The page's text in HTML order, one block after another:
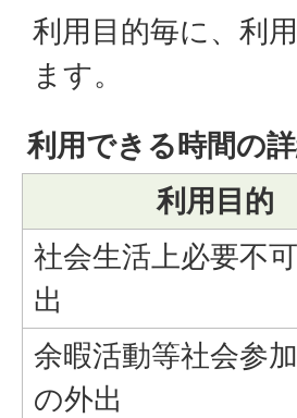
利用目的毎に、利
ます。
利用できる時間の
利用目的
社会生活上必要不
出
余暇活動等社会参
の外出